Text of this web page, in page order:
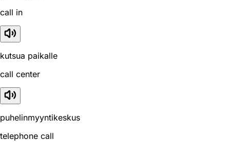
call in
kutsua paikalle
call center
puhelinmyyntikeskus
telephone call